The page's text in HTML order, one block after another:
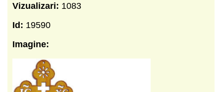
Vizualizari: 1083
Id: 19590
Imagine: